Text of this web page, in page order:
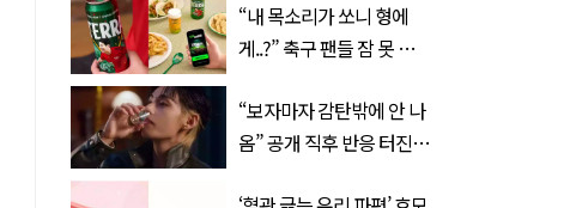
“내 목소리가 쏘니 형에
게..?” 축구 팬들 잠 못 들
트
“보자마자 감탄밖에 안 나
옴” 공개 직후 반응 터진